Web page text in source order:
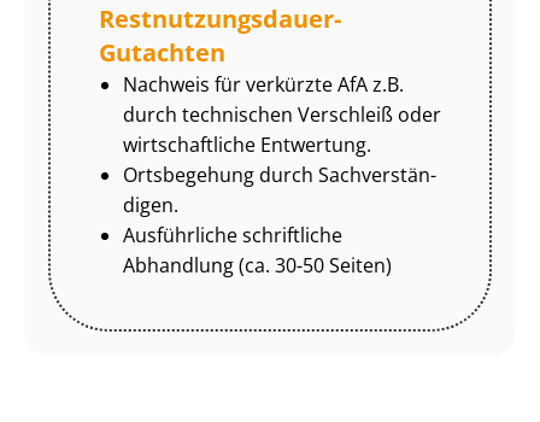
Rest­nut­zungs­dau­er-
Gutachten
Nachweis für verkürzte AfA z.B.
durch technischen Verschleiß oder
wirtschaftliche Entwertung.
Ortsbegehung durch Sach­ver­stän­
di­gen.
Ausführliche schriftliche
Abhandlung (ca. 30-50 Seiten)